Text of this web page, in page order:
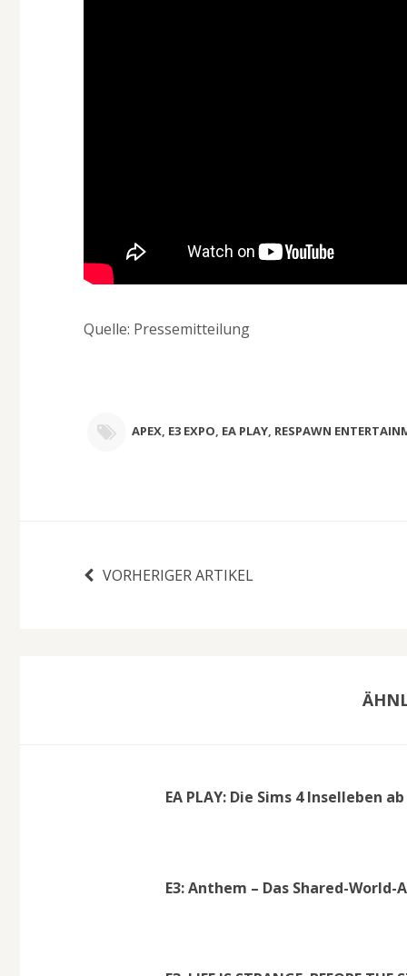
Quelle: Pressemitteilung
APEX, E3 EXPO, EA PLAY, RESPAWN
VORHERIGER ARTIKEL
EA PLAY: Die Sims 4 Inselleben
E3: Anthem – Das Shared-